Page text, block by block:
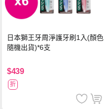
日本獅王牙周淨護牙刷1入(顏色
隨機出貨)*6支
$439
折